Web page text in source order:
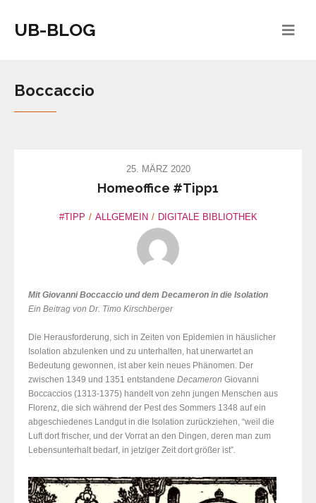
UB-BLOG
Boccaccio
25. MÄRZ 2020
Homeoffice #Tipp1
#TIPP ALLGEMEIN DIGITALE BIBLIOTHEK
Mit Giovanni Boccaccio und dem Decameron in die Isolation
Ein Beitrag von Dr. Timo Kirschberger
Die Herausforderung, sich in Zeiten von Epidemien in häuslicher
Isolation abzulenken und zu unterhalten, hat unerwartet an
Bedeutung gewonnen, ist aber kein neues Phänomen. Der
zwischen 1349 und 1351 entstandene Decameron Giovanni
Boccaccios (1313-1375) handelt von zehn jungen Menschen aus
Florenz, die sich während der Pest des Sommers 1348 auf ein
abgeschiedenes Landgut in die Isolation zurückziehen, “weil die
Luft dort frischer, und der Vorrat an den Dingen, deren man zum
Lebensunterhalt bedarf, in jetziger Zeit dort größer ist”.